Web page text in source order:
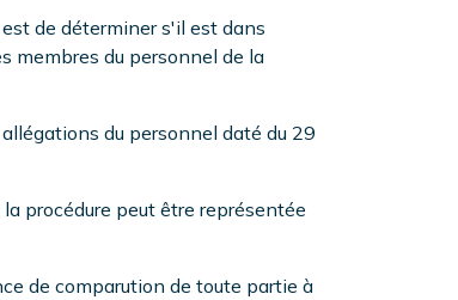
de déterminer s'il est dans
membres du personnel de la
du personnel daté du 29
procédure peut être représentée
de comparution de toute partie à